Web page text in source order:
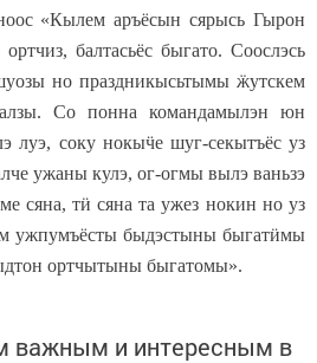
«Кылем аръёсын сярысь Гырон
балтасьёс быгато. Соослэсь
но праздникысьтымы ӝутскем
Со понна командамылэн юн
луэ, соку нокыӵе шуг-секытъёс уз
ужаны кулэ, ог-огмы вылэ ваньзэ
сяна, тӥ сяна та ужез нокин но уз
ужпумъёсты быдэстыны быгатӥмы
ортчытыны быгатомы».
важным и интересным в